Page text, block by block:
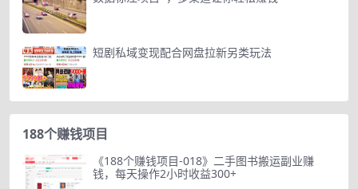
短剧私域变现配合网盘拉新另类玩法
188个赚钱项目
《188个赚钱项目-018》二手图书搬运副业赚
钱，每天操作2小时收益300+